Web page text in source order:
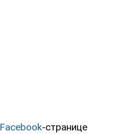
Facebook-странице